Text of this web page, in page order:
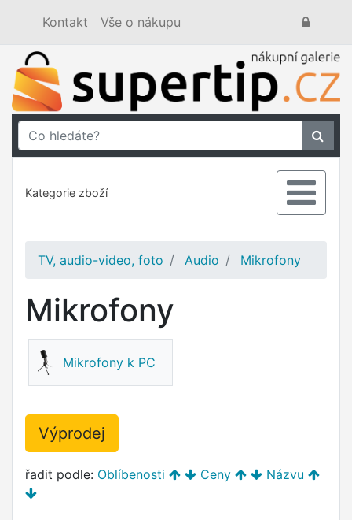
Kontakt Vše o nákupu
Kategorie zboží
TV, audio-video, foto Audio Mikrofony
Mikrofony
Mikrofony k PC
Výprodej
řadit podle: Oblíbenosti Ceny Názvu